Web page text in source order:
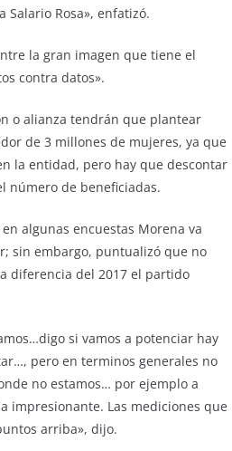
Rosa», enfatizó.
la gran imagen que tiene el
contra datos».
o alianza tendrán que plantear
de 3 millones de mujeres, ya que
la entidad, pero hay que descontar
número de beneficiadas.
algunas encuestas Morena va
sin embargo, puntualizó que no
diferencia del 2017 el partido
si vamos a potenciar hay
pero en terminos generales no
no estamos… por ejemplo a
impresionante. Las mediciones que
arriba», dijo.